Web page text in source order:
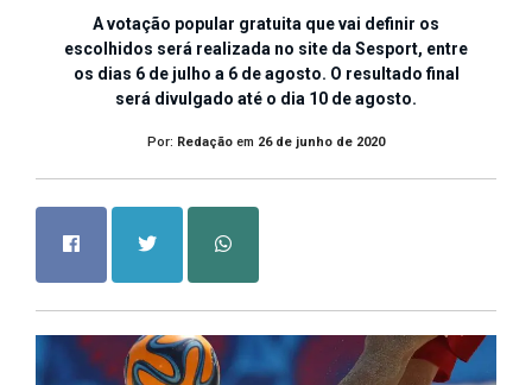
A votação popular gratuita que vai definir os
escolhidos será realizada no site da Sesport, entre
os dias 6 de julho a 6 de agosto. O resultado final
será divulgado até o dia 10 de agosto.
Por: Redação em 26 de junho de 2020